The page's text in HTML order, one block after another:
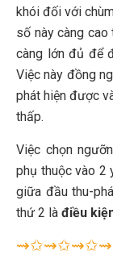
khói đối với
số này càng
càng lớn đủ để
Việc này đồng
phát hiện được
thấp.
Việc chọn
phụ thuộc vào 2
giữa đầu thu-
thứ 2 là điều